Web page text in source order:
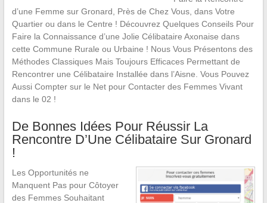
d’une Femme sur Gronard, Près de Chez Vous, dans Votre
Quartier ou dans le Centre ! Découvrez Quelques Conseils Pour
Faire la Connaissance d’une Jolie Célibataire Axonaise dans
cette Commune Rurale ou Urbaine ! Nous Vous Présentons des
Méthodes Classiques Mais Toujours Efficaces Permettant de
Rencontrer une Célibataire Installée dans l’Aisne. Vous Pouvez
Aussi Compter sur le Net pour Contacter des Femmes Vivant
dans le 02 !
De Bonnes Idées Pour Réussir La
Rencontre D’Une Célibataire Sur Gronard
!
Les Opportunités ne
Manquent Pas pour Côtoyer
des Femmes Souhaitant